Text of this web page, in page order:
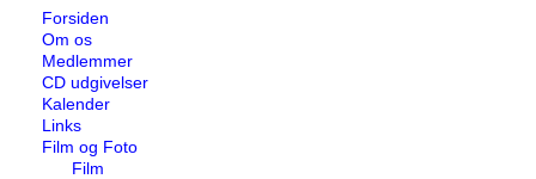
Forsiden
Om os
Medlemmer
CD udgivelser
Kalender
Links
Film og Foto
Film